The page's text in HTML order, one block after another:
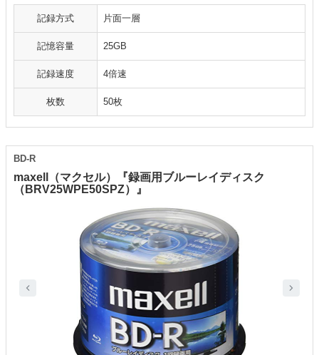
記録方式 片面一層
記憶容量 25GB
記録速度 4倍速
枚数 50枚
maxell（マクセル）『録画用ブルーレイディスク
（BRV25WPE50SPZ）』
BD-R